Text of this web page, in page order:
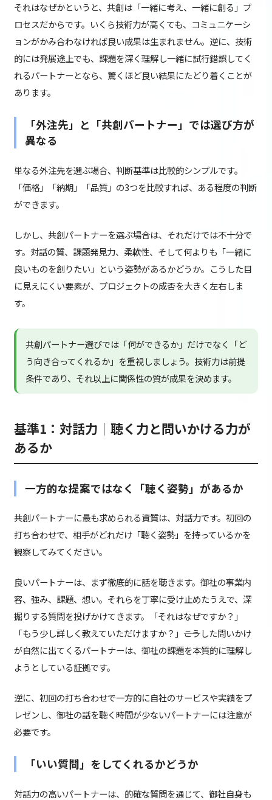
それはなぜかというと、共創は「一緒に考え、一緒に創る」プ
ロセスだからです。いくら技術力が高くても、コミュニケーシ
ョンがかみ合わなければ良い成果は生まれません。逆に、技術
的には発展途上でも、課題を深く理解し一緒に試行錯誤してく
れるパートナーとなら、驚くほど良い結果にたどり着くことが
あります。
「外注先」と「共創パートナー」では選び方が
異なる
単なる外注先を選ぶ場合、判断基準は比較的シンプルです。
「価格」「納期」「品質」の3つを比較すれば、ある程度の判断
ができます。
しかし、共創パートナーを選ぶ場合は、それだけでは不十分で
す。対話の質、課題発見力、柔軟性、そして何よりも「一緒に
良いものを創りたい」という姿勢があるかどうか。こうした目
に見えにくい要素が、プロジェクトの成否を大きく左右しま
す。
共創パートナー選びでは「何ができるか」だけでなく「ど
う向き合ってくれるか」を重視しましょう。技術力は前提
条件であり、それ以上に関係性の質が成果を決めます。
基準1：対話力｜聴く力と問いかける力が
あるか
一方的な提案ではなく「聴く姿勢」があるか
共創パートナーに最も求められる資質は、対話力です。初回の
打ち合わせで、相手がどれだけ「聴く姿勢」を持っているかを
観察してみてください。
良いパートナーは、まず徹底的に話を聴きます。御社の事業内
容、強み、課題、想い。それらを丁寧に受け止めたうえで、深
掘りする質問を投げかけてきます。「それはなぜですか？」
「もう少し詳しく教えていただけますか？」――こうした問いかけ
が自然に出てくるパートナーは、御社の課題を本質的に理解し
ようとしている証拠です。
逆に、初回の打ち合わせで一方的に自社のサービスや実績をプ
レゼンし、御社の話を聴く時間が少ないパートナーには注意が
必要です。
「いい質問」をしてくれるかどうか
対話力の高いパートナーは、的確な質問を通じて、御社自身も